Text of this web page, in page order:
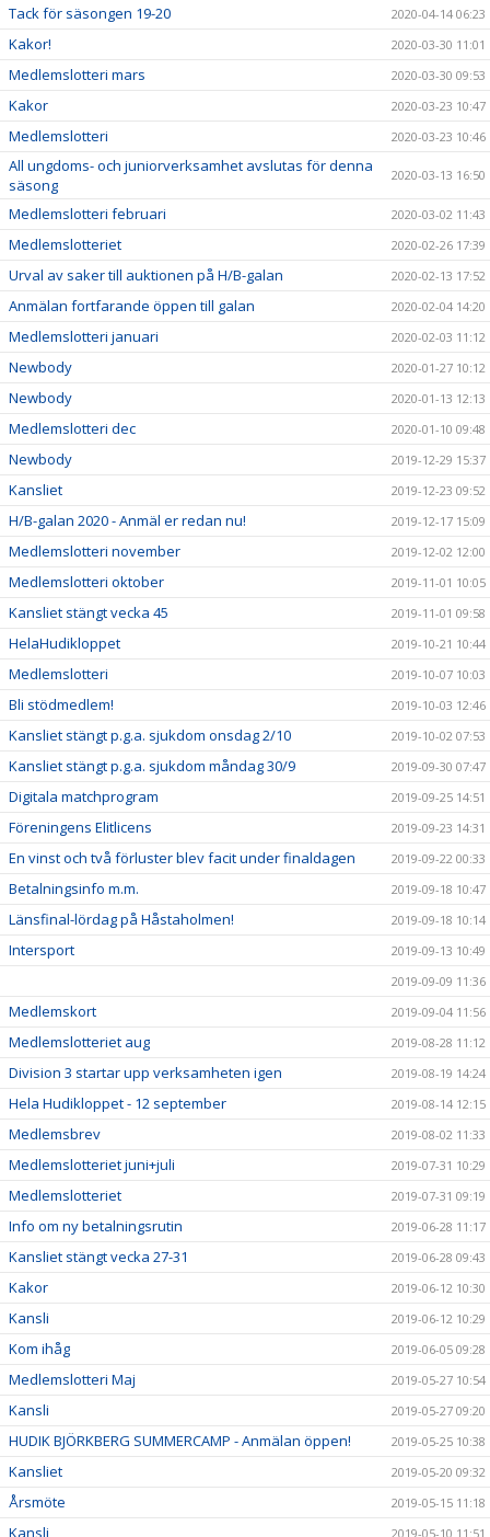
Tack för säsongen 19-20 2020-04-14 06:23
Kakor! 2020-03-30 11:01
Medlemslotteri mars 2020-03-30 09:53
Kakor 2020-03-23 10:47
Medlemslotteri 2020-03-23 10:46
All ungdoms- och juniorverksamhet avslutas för denna
säsong
2020-03-13 16:50
Medlemslotteri februari 2020-03-02 11:43
Medlemslotteriet 2020-02-26 17:39
Urval av saker till auktionen på H/B-galan 2020-02-13 17:52
Anmälan fortfarande öppen till galan 2020-02-04 14:20
Medlemslotteri januari 2020-02-03 11:12
Newbody 2020-01-27 10:12
Newbody 2020-01-13 12:13
Medlemslotteri dec 2020-01-10 09:48
Newbody 2019-12-29 15:37
Kansliet 2019-12-23 09:52
H/B-galan 2020 - Anmäl er redan nu! 2019-12-17 15:09
Medlemslotteri november 2019-12-02 12:00
Medlemslotteri oktober 2019-11-01 10:05
Kansliet stängt vecka 45 2019-11-01 09:58
HelaHudikloppet 2019-10-21 10:44
Medlemslotteri 2019-10-07 10:03
Bli stödmedlem! 2019-10-03 12:46
Kansliet stängt p.g.a. sjukdom onsdag 2/10 2019-10-02 07:53
Kansliet stängt p.g.a. sjukdom måndag 30/9 2019-09-30 07:47
Digitala matchprogram 2019-09-25 14:51
Föreningens Elitlicens 2019-09-23 14:31
En vinst och två förluster blev facit under finaldagen 2019-09-22 00:33
Betalningsinfo m.m. 2019-09-18 10:47
Länsfinal-lördag på Håstaholmen! 2019-09-18 10:14
Intersport
2019-09-13 10:49
2019-09-09 11:36
Medlemskort 2019-09-04 11:56
Medlemslotteriet aug 2019-08-28 11:12
Division 3 startar upp verksamheten igen 2019-08-19 14:24
Hela Hudikloppet - 12 september 2019-08-14 12:15
Medlemsbrev 2019-08-02 11:33
Medlemslotteriet juni+juli 2019-07-31 10:29
Medlemslotteriet 2019-07-31 09:19
Info om ny betalningsrutin 2019-06-28 11:17
Kansliet stängt vecka 27-31 2019-06-28 09:43
Kakor 2019-06-12 10:30
Kansli 2019-06-12 10:29
Kom ihåg 2019-06-05 09:28
Medlemslotteri Maj 2019-05-27 10:54
Kansli 2019-05-27 09:20
HUDIK BJÖRKBERG SUMMERCAMP - Anmälan öppen! 2019-05-25 10:38
Kansliet 2019-05-20 09:32
Årsmöte 2019-05-15 11:18
Kansli 2019-05-10 11:51